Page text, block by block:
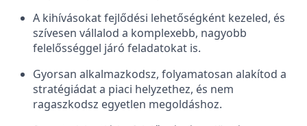
A kihívásokat fejlődési lehetőségként kezeled, és
szívesen vállalod a komplexebb, nagyobb
felelősséggel járó feladatokat is.
Gyorsan alkalmazkodsz, folyamatosan alakítod a
stratégiádat a piaci helyzethez, és nem
ragaszkodsz egyetlen megoldáshoz.